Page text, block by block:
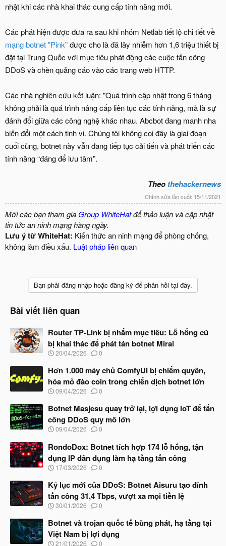
nhật khi các nhà khai thác cung cấp tính năng mới.
Các phát hiện được đưa ra sau khi nhóm Netlab tiết lộ chi tiết về
mạng botnet "Pink"được cho là đã lây nhiễm hơn 1,6 triệu thiết bị
đặt tại Trung Quốc với mục tiêu phát động các cuộc tấn công
DDoS và chèn quảng cáo vào các trang web HTTP.
Các nhà nghiên cứu kết luận: "Quá trình cập nhật trong 6 tháng
không phải là quá trình nâng cấp liên tục các tính năng, mà là sự
đánh đổi giữa các công nghệ khác nhau. Abcbot đang manh nha
biến đổi một cách tinh vi. Chúng tôi không coi đây là giai đoạn
cuối cùng, botnet này vẫn đang tiếp tục cải tiến và phát triển các
tính năng “đáng để lưu tâm”.
Theo thehackernews
Chỉnh sửa lần cuối: 15/11/2021
Mời các bạn tham gia Group WhiteHatđể thảo luận và cập nhật
tin tức an ninh mạng hàng ngày.
Lưu ý từ WhiteHat: Kiến thức an ninh mạng để phòng chống,
không làm điều xấu. Luật pháp liên quan
Bạn phải đăng nhập hoặc đăng ký để phản hồi tại đây.
Bài viết liên quan
Router TP-Link bị nhắm mục tiêu: Lỗ hổng cũ
bị khai thác để phát tán botnet Mirai
N
à
b
ắ
đ
ầ
u
20/04/2026 0
Hơn 1.000 máy chủ ComfyUI bị chiếm quyền,
hóa mỏ đào coin trong chiến dịch botnet lớn
N
à
b
ắ
đ
ầ
u
09/04/2026 0
Botnet Masjesu quay trở lại, lợi dụng IoT để tấn
công DDoS quy mô lớn
N
à
y
b
ắ
đ
ầ
u
09/04/2026 0
RondoDox: Botnet tích hợp 174 lỗ hổng, tận
dụng IP dân dụng làm hạ tầng tấn công
N
à
y
b
ắ
đ
ầ
u
17/03/2026 0
Kỷ lục mới của DDoS: Botnet Aisuru tạo đỉnh
tấn công 31,4 Tbps, vượt xa mọi tiền lệ
N
à
b
30/01/2026 0
Botnet và trojan quốc tế bùng phát, hạ tầng tại
Việt Nam bị lợi dụng
N
21/01/2026 0